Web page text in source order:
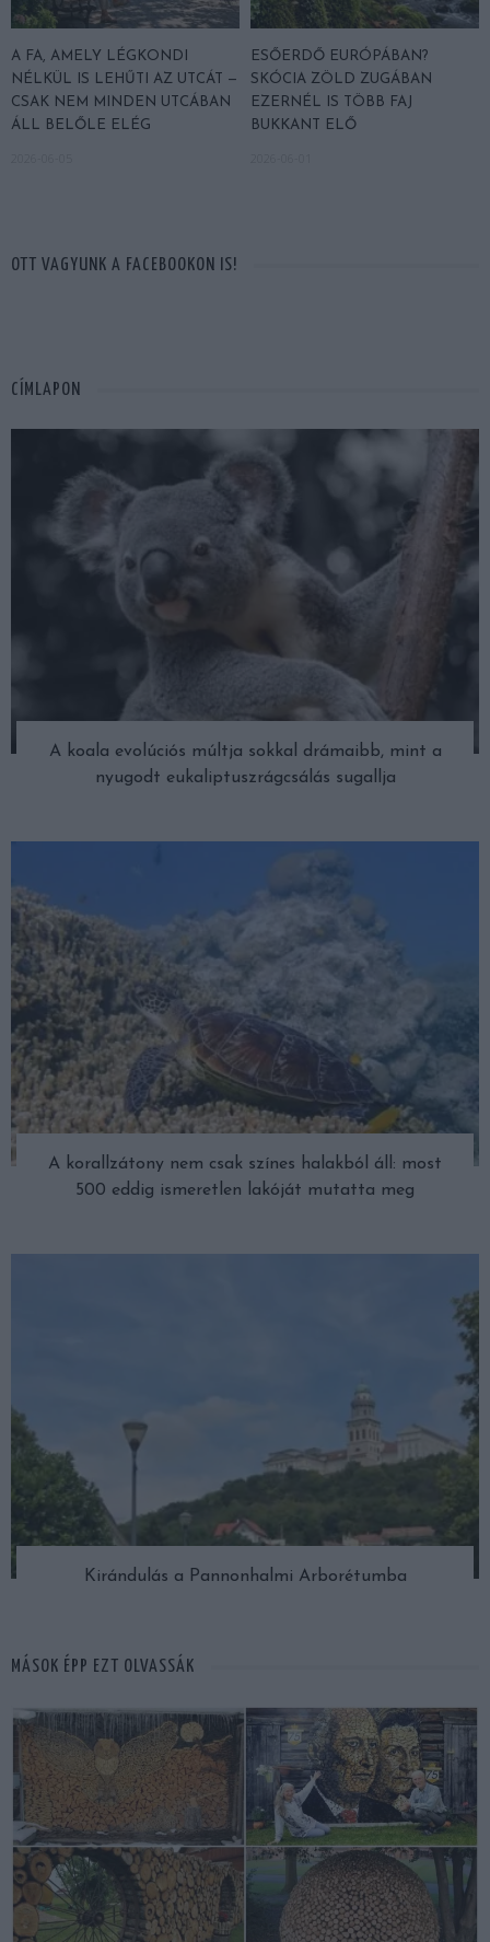
A FA, AMELY LÉGKONDI
NÉLKÜL IS LEHŰTI AZ UTCÁT —
CSAK NEM MINDEN UTCÁBAN
ÁLL BELŐLE ELÉG
ESŐERDŐ EURÓPÁBAN?
SKÓCIA ZÖLD ZUGÁBAN
EZERNÉL IS TÖBB FAJ
BUKKANT ELŐ
OTT VAGYUNK A FACEBOOKON IS!
CÍMLAPON
A koala evolúciós múltja sokkal drámaibb, mint a
nyugodt eukaliptuszrágcsálás sugallja
A korallzátony nem csak színes halakból áll: most
500 eddig ismeretlen lakóját mutatta meg
Kirándulás a Pannonhalmi Arborétumba
MÁSOK ÉPP EZT OLVASSÁK